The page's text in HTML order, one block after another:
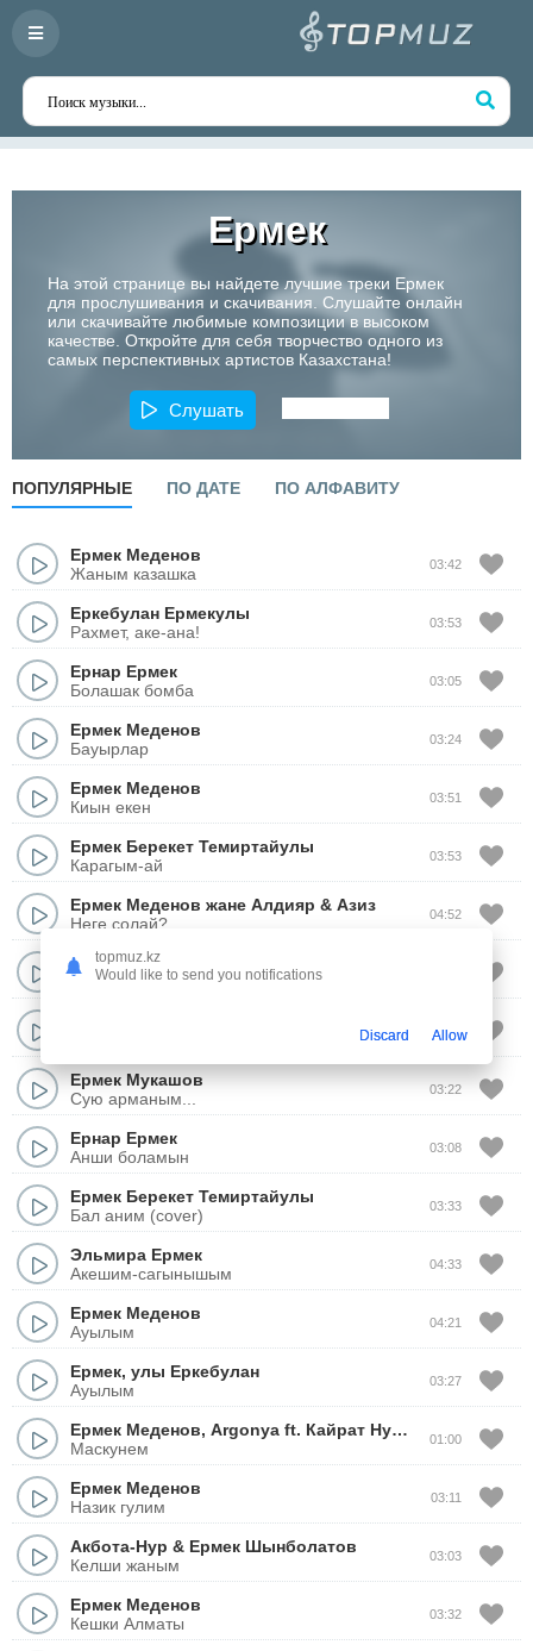
Ермек
На этой странице вы найдете лучшие треки Ермек
для прослушивания и скачивания. Слушайте онлайн
или скачивайте любимые композиции в высоком
качестве. Откройте для себя творчество одного из
самых перспективных артистов Казахстана!
Слушать
ПОПУЛЯРНЫЕ ПО ДАТЕ ПО АЛФАВИТУ
Ермек Меденов
Жаным казашка
03:42
Еркебулан Ермекулы
Рахмет, аке-ана!
03:53
Ернар Ермек
Болашак бомба
03:05
Ермек Меденов
Бауырлар
03:24
Ермек Меденов
Киын екен
03:51
Ермек Берекет Темиртайулы
Карагым-ай
03:53
Ермек Меденов жане Алдияр & Азиз
Неге солай?
04:52
Ермек Меденов пен Айдана Меденова
Омир озен
03:42
Ермек Мукашов
Сую арманым...
03:22
Ернар Ермек
Анши боламын
03:08
Ермек Берекет Темиртайулы
Бал аним (cover)
03:33
Эльмира Ермек
Акешим-сагынышым
04:33
Ермек Меденов
Ауылым
04:21
Ермек, улы Еркебулан
Ауылым
03:27
Ермек Меденов, Argonya ft. Кайрат Нуртас
Маскунем
01:00
Ермек Меденов
Назик гулим
03:11
Акбота-Нур & Ермек Шынболатов
Келши жаным
03:03
Ермек Меденов
Кешки Алматы
03:32
topmuz.kz
Would like to send you notifications
Discard Allow